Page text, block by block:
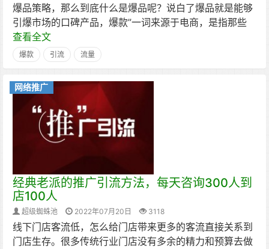
爆品策略，那么到底什么是爆品呢？说白了爆品就是能够
引爆市场的口碑产品，爆款”一词来源于电商，是指那些
查看全文
爆款 引流 流量
网络推广
经典老派的推广引流方法，每天咨询300人到
店100人
超级蜘蛛池 2022年07月20日 3118
线下门店客流低，怎么给门店带来更多的客流直接关系到
门店生存。很多传统行业门店没有多余的精力和预算去做